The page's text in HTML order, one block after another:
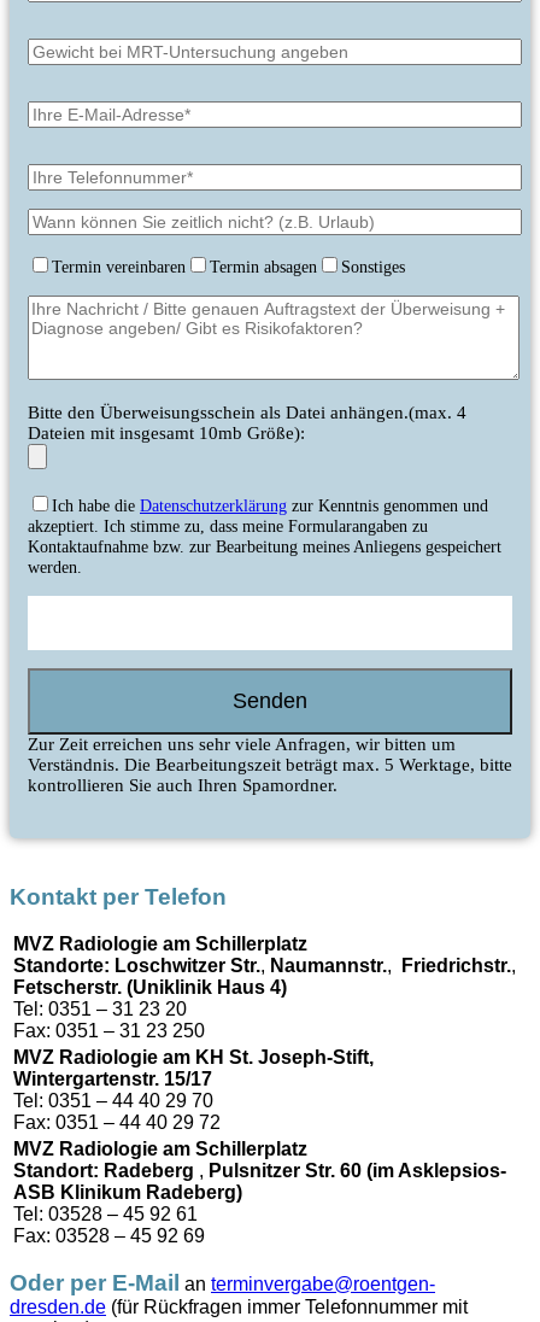
Termin vereinbaren Termin absagen Sonstiges
Bitte den Überweisungsschein als Datei anhängen.(max. 4
Dateien mit insgesamt 10mb Größe):
Ich habe die Datenschutzerklärung zur Kenntnis genommen und
akzeptiert. Ich stimme zu, dass meine Formularangaben zu
Kontaktaufnahme bzw. zur Bearbeitung meines Anliegens gespeichert
werden.
Zur Zeit erreichen uns sehr viele Anfragen, wir bitten um
Verständnis. Die Bearbeitungszeit beträgt max. 5 Werktage, bitte
kontrollieren Sie auch Ihren Spamordner.
Kontakt per Telefon
MVZ Radiologie am Schillerplatz
Standorte: Loschwitzer Str., Naumannstr., Friedrichstr.,
Fetscherstr. (Uniklinik Haus 4)
Tel: 0351 – 31 23 20
Fax: 0351 – 31 23 250
MVZ Radiologie am KH St. Joseph-Stift,
Wintergartenstr. 15/17
Tel: 0351 – 44 40 29 70
Fax: 0351 – 44 40 29 72
MVZ Radiologie am Schillerplatz
Standort: Radeberg , Pulsnitzer Str. 60 (im Asklepsios-
ASB Klinikum Radeberg)
Tel: 03528 – 45 92 61
Fax: 03528 – 45 92 69
Oder per E-Mail an terminvergabe@roentgen-
dresden.de (für Rückfragen immer Telefonnummer mit